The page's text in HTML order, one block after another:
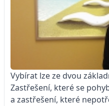
Vybírat lze ze dvou
Zastřešení, které se
a zastřešení, které